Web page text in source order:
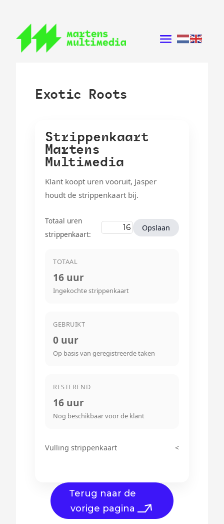
Exotic Roots
Strippenkaart
Martens
Multimedia
Klant koopt uren vooruit, Jasper
houdt de strippenkaart bij.
Totaal uren
strippenkaart:
Opslaan
TOTAAL
16 uur
Ingekochte strippenkaart
GEBRUIKT
0 uur
Op basis van geregistreerde taken
RESTEREND
16 uur
Nog beschikbaar voor de klant
Vulling strippenkaart <
Terug naar de
vorige pagina